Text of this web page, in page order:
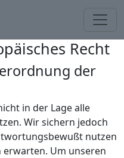
Recht
der
in der Lage alle
Wir sichern jedoch
nutzen
Um unseren